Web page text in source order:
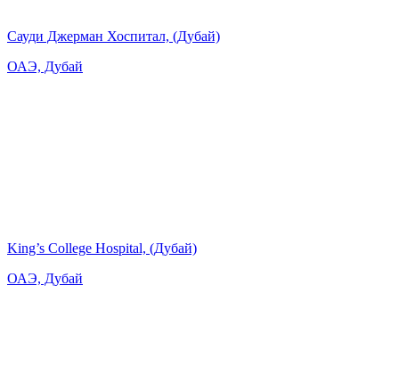
Сауди Джерман Хоспитал, (Дубай)
ОАЭ, Дубай
King’s College Hospital, (Дубай)
ОАЭ, Дубай